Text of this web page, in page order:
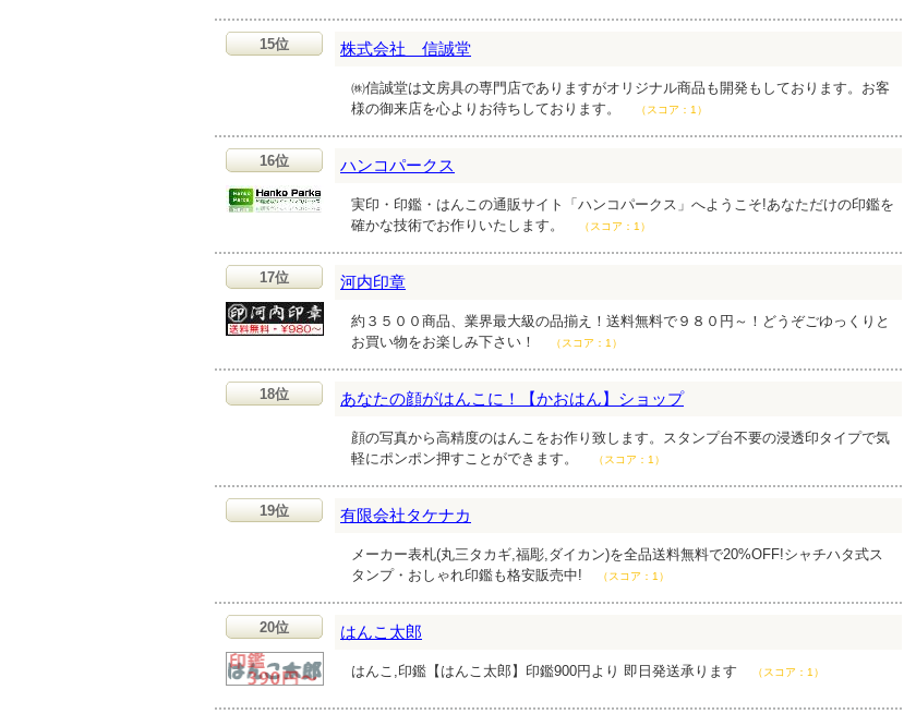
15位 株式会社 信誠堂
㈱信誠堂は文房具の専門店でありますがオリジナル商品も開発もしております。お客
様の御来店を心よりお待ちしております。
（スコア：1）
16位 ハンコパークス
実印・印鑑・はんこの通販サイト「ハンコパークス」へようこそ!あなただけの印鑑を
確かな技術でお作りいたします。
（スコア：1）
17位 河内印章
約３５００商品、業界最大級の品揃え！送料無料で９８０円～！どうぞごゆっくりと
お買い物をお楽しみ下さい！
（スコア：1）
18位 あなたの顔がはんこに！【かおはん】ショップ
顔の写真から高精度のはんこをお作り致します。スタンプ台不要の浸透印タイプで気
軽にポンポン押すことができます。
（スコア：1）
19位 有限会社タケナカ
メーカー表札(丸三タカギ,福彫,ダイカン)を全品送料無料で20%OFF!シャチハタ式ス
タンプ・おしゃれ印鑑も格安販売中!
（スコア：1）
20位 はんこ太郎
はんこ,印鑑【はんこ太郎】印鑑900円より 即日発送承ります （スコア：1）